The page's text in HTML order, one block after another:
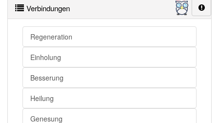
Erholung
Erholung Einholung
Erholung openthesaurus
Verbindungen
Regeneration
Einholung
Besserung
Heilung
Genesung